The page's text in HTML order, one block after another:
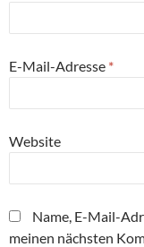
E-Mail-Adresse *
Website
Name, E-Mail-
meinen nächsten